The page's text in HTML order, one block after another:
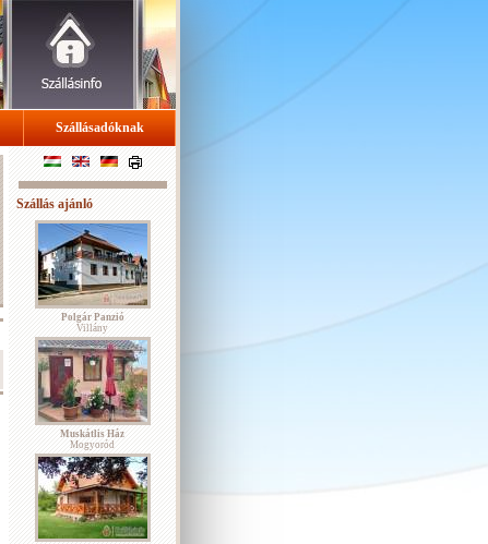
Szállásadóknak
Szállás ajánló
Polgár Panzió
Villány
Muskátlis Ház
Mogyoród